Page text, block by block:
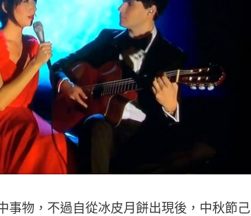
事物，不過自從冰皮月餅出現後，中秋節己